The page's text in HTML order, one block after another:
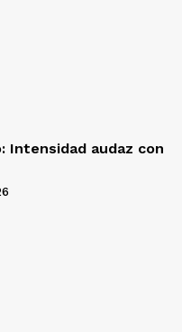
Intensidad audaz con